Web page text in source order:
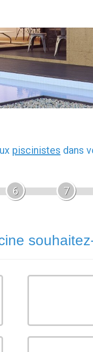
piscinistes dans
6 7